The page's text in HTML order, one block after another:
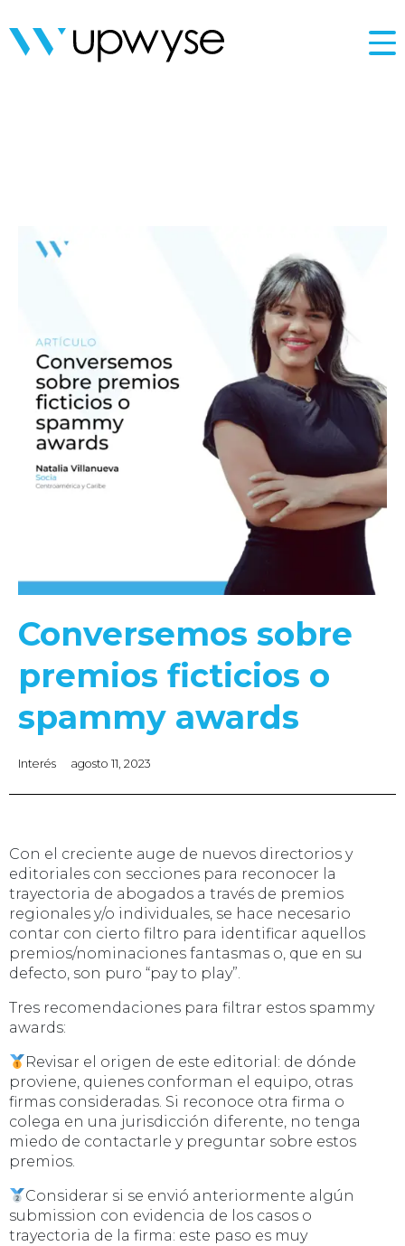
Conversemos sobre
premios ficticios o
spammy awards
Interés agosto 11, 2023
Con el creciente auge de nuevos directorios y
editoriales con secciones para reconocer la
trayectoria de abogados a través de premios
regionales y/o individuales, se hace necesario
contar con cierto filtro para identificar aquellos
premios/nominaciones fantasmas o, que en su
defecto, son puro “pay to play”.
Tres recomendaciones para filtrar estos spammy
awards:
Revisar el origen de este editorial: de dónde
proviene, quienes conforman el equipo, otras
firmas consideradas. Si reconoce otra firma o
colega en una jurisdicción diferente, no tenga
miedo de contactarle y preguntar sobre estos
premios.
Considerar si se envió anteriormente algún
submission con evidencia de los casos o
trayectoria de la firma: este paso es muy